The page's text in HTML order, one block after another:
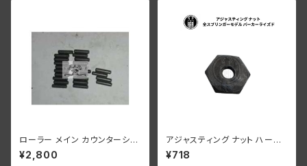
ローラー メイン カウンターシャ
フト 0008" オーバーサイズ 24
個
¥2,800
アジャスティング ナット ハーレ
ーダビッドソン 全スプリンガー
モデル パーカーライズド
¥718